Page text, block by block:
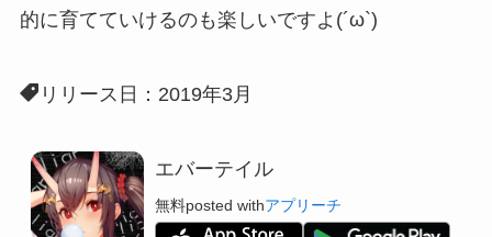
的に育てていけるのも楽しいですよ(´ω`)
リリース日：2019年3月
エバーテイル
無料posted withアプリーチ